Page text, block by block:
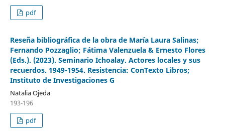
pdf
Reseña bibliográfica de la obra de María Laura Salinas;
Fernando Pozzaglio; Fátima Valenzuela & Ernesto Flores
(Eds.). (2023). Seminario Ichoalay. Actores locales y sus
recuerdos. 1949-1954. Resistencia: ConTexto Libros;
Instituto de Investigaciones G
Natalia Ojeda
193-196
pdf